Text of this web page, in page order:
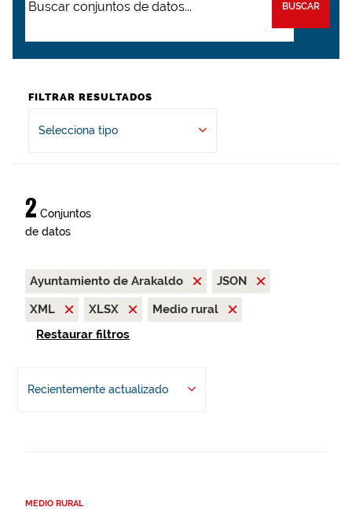
BUSCAR
FILTRAR RESULTADOS
Selecciona tipo
2 Conjuntos
de datos
Ayuntamiento de Arakaldo
JSON
XML
XLSX
Medio rural
Restaurar filtros
Recientemente actualizado
MEDIO RURAL